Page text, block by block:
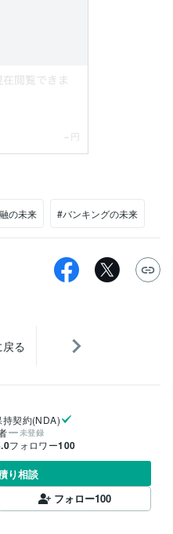
の未来 #バンキングの未来
る
持契約(NDA)
未登録
フォロワー100
り相談
フォロー100